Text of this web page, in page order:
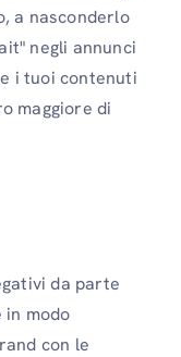
a nasconderlo
negli annunci
i tuoi contenuti
maggiore di
da parte
in modo
con le